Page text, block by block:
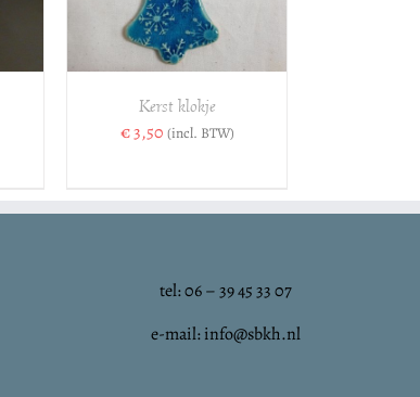
Kerst klokje
€3,50 (incl. BTW)
tel: 06 – 39 45 33 07
e-mail: info@sbkh.nl